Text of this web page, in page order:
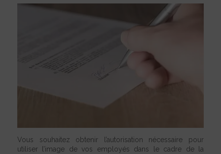
Vous souhaitez obtenir l’autorisation nécessaire pour
utiliser l’image de vos employés dans le cadre de la